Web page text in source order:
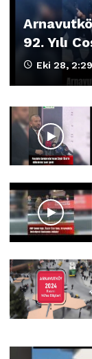
92. Yılı
Eki 28,